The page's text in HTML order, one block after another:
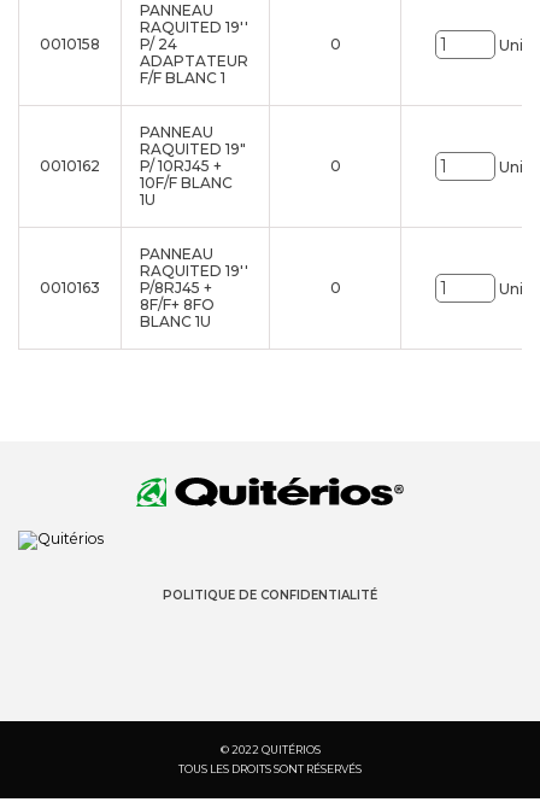
0010158
PANNEAU
RAQUITED 19''
P/ 24
ADAPTATEUR
F/F BLANC 1
0 Uni.
0010162
PANNEAU
RAQUITED 19"
P/ 10RJ45 +
10F/F BLANC
1U
0 Uni.
0010163
PANNEAU
RAQUITED 19''
P/8RJ45 +
8F/F+ 8FO
BLANC 1U
0 Uni.
POLITIQUE DE CONFIDENTIALITÉ
© 2022 QUITÉRIOS
TOUS LES DROITS SONT RÉSERVÉS